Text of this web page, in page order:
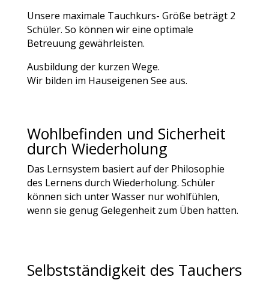
Unsere maximale Tauchkurs- Größe beträgt 2
Schüler. So können wir eine optimale
Betreuung gewährleisten.
Ausbildung der kurzen Wege.
Wir bilden im Hauseigenen See aus.
Wohlbefinden und Sicherheit
durch Wiederholung
Das Lernsystem basiert auf der Philosophie
des Lernens durch Wiederholung. Schüler
können sich unter Wasser nur wohlfühlen,
wenn sie genug Gelegenheit zum Üben hatten.
Selbstständigkeit des Tauchers